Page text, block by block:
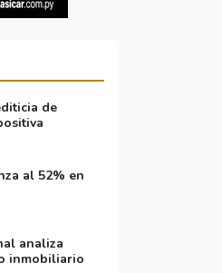
de
al 52% en
analiza
inmobiliario